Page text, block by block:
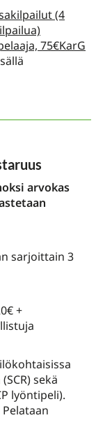
(4
75€KarG
arvokas
sarjoittain 3
+
sekä
lyöntipeli).